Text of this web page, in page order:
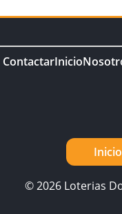
ContactarInicio
Inicio
© 2026 Loterias